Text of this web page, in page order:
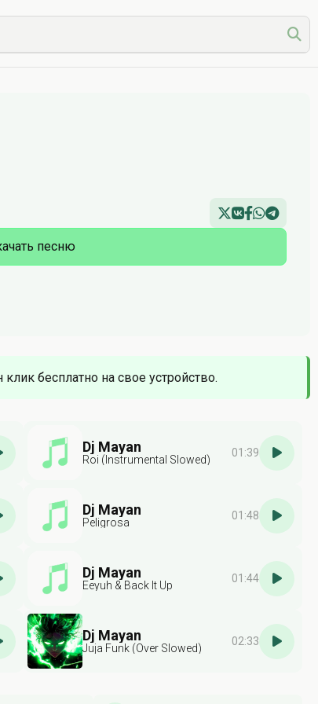
песню
бесплатно на свое устройство.
Dj Mayan
Roi (Instrumental Slowed)
01:39
Dj Mayan
Peligrosa
01:48
Dj Mayan
Eeyuh & Back It Up
01:44
Dj Mayan
Juja Funk (Over Slowed)
02:33